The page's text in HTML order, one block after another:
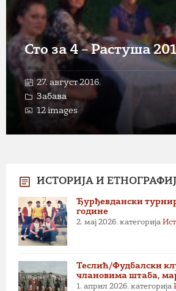
Сто за 4 – Растуша
27. август 2016.
Забава
12 images
ИСТОРИЈА И
Ђурђевдански
године
2. мај 2026. категорија
Теслић/Фудбалски
члановима штаба,
1. април 2026. категорија